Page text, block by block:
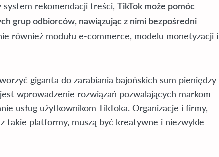
system rekomendacji treści, TikTok może pomóc
grup odbiorców, nawiązując z nimi bezpośredni
również modułu e-commerce, modelu monetyzacji i
giganta do zarabiania bajońskich sum pieniędzy
wprowadzenie rozwiązań pozwalających markom
usług użytkownikom TikToka. Organizacje i firmy,
takie platformy, muszą być kreatywne i niezwykle